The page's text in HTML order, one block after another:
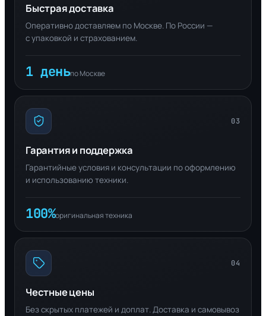
Быстрая доставка
Оперативно доставляем по Москве. По России —
с упаковкой и страхованием.
1 деньпо Москве
03
Гарантия и поддержка
Гарантийные условия и консультации по оформлению
и использованию техники.
100%оригинальная техника
04
Честные цены
Без скрытых платежей и доплат. Доставка и самовывоз